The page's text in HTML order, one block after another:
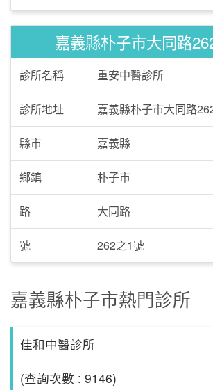
嘉義縣朴子市大同路
診所名稱 重安中醫診所
診所地址 嘉義縣朴子市大同路
縣市 嘉義縣
鄉鎮 朴子市
路 大同路
號 262之1號
嘉義縣朴子市熱門診所
佳和中醫診所
(查詢次數 : 9146)